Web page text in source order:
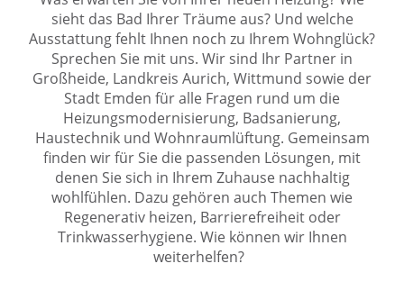
sieht das Bad Ihrer Träume aus? Und welche
Ausstattung fehlt Ihnen noch zu Ihrem Wohnglück?
Sprechen Sie mit uns. Wir sind Ihr Partner in
Großheide, Landkreis Aurich, Wittmund sowie der
Stadt Emden für alle Fragen rund um die
Heizungsmodernisierung, Badsanierung,
Haustechnik und Wohnraumlüftung. Gemeinsam
finden wir für Sie die passenden Lösungen, mit
denen Sie sich in Ihrem Zuhause nachhaltig
wohlfühlen. Dazu gehören auch Themen wie
Regenerativ heizen, Barrierefreiheit oder
Trinkwasserhygiene. Wie können wir Ihnen
weiterhelfen?